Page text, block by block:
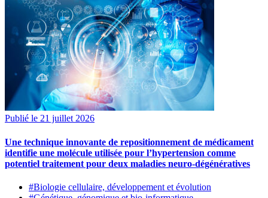
Publié le 21 juillet 2026
Une technique innovante de repositionnement de médicament
identifie une molécule utilisée pour l’hypertension comme
potentiel traitement pour deux maladies neuro-dégénératives
#Biologie cellulaire, développement et évolution